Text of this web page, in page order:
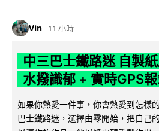
Vin 11 小時
中三巴士鐵路迷 自製
水撥識郁 + 實時GPS
如果你熱愛一件事，你會熱愛到怎樣
巴士鐵路迷，選擇由零開始，把自己